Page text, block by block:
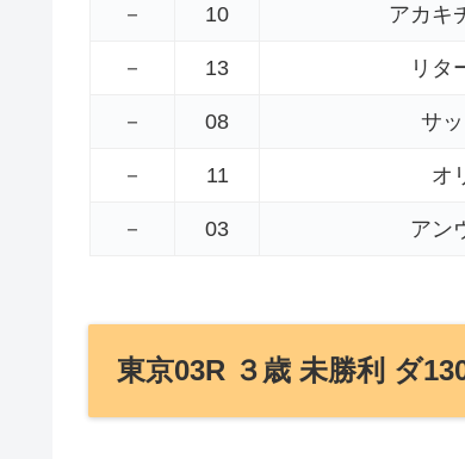
－ 10 アカキ
－ 13 リタ
－ 08 サ
－ 11 オ
－ 03 アン
東京03R ３歳 未勝利 ダ